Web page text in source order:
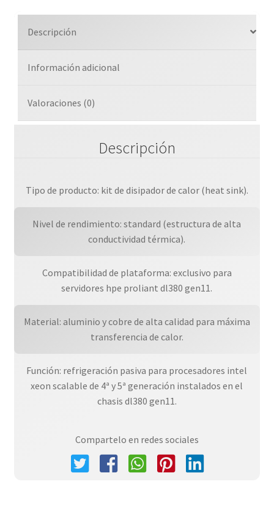
Heat
Sink
Kit
Descripción
Información adicional
Valoraciones (0)
Descripción
Tipo de producto: kit de disipador de calor (heat sink).
Nivel de rendimiento: standard (estructura de alta
conductividad térmica).
Compatibilidad de plataforma: exclusivo para
servidores hpe proliant dl380 gen11.
Material: aluminio y cobre de alta calidad para máxima
transferencia de calor.
Función: refrigeración pasiva para procesadores intel
xeon scalable de 4ª y 5ª generación instalados en el
chasis dl380 gen11.
Compartelo en redes sociales